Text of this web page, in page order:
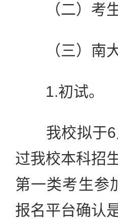
（二）考生
（三）南大
1.初试。
我校拟于6
过我校本科招
第一类考生参
报名平台确认